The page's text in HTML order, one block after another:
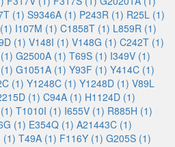
(1) S9346A (1) P243R (1) R25L (1)
I107M (1) C1858T (1) L859R (1)
(1) V148I (1) V148G (1) C242T (1)
G2500A (1) T69S (1) I349V (1)
G1051A (1) Y93F (1) Y414C (1)
(1) Y1248C (1) Y1248D (1) V89L
(1) C94A (1) H1124D (1)
T1010I (1) I655V (1) R885H (1)
(1) E354Q (1) A21443C (1)
(1) T49A (1) F116Y (1) G205S (1)